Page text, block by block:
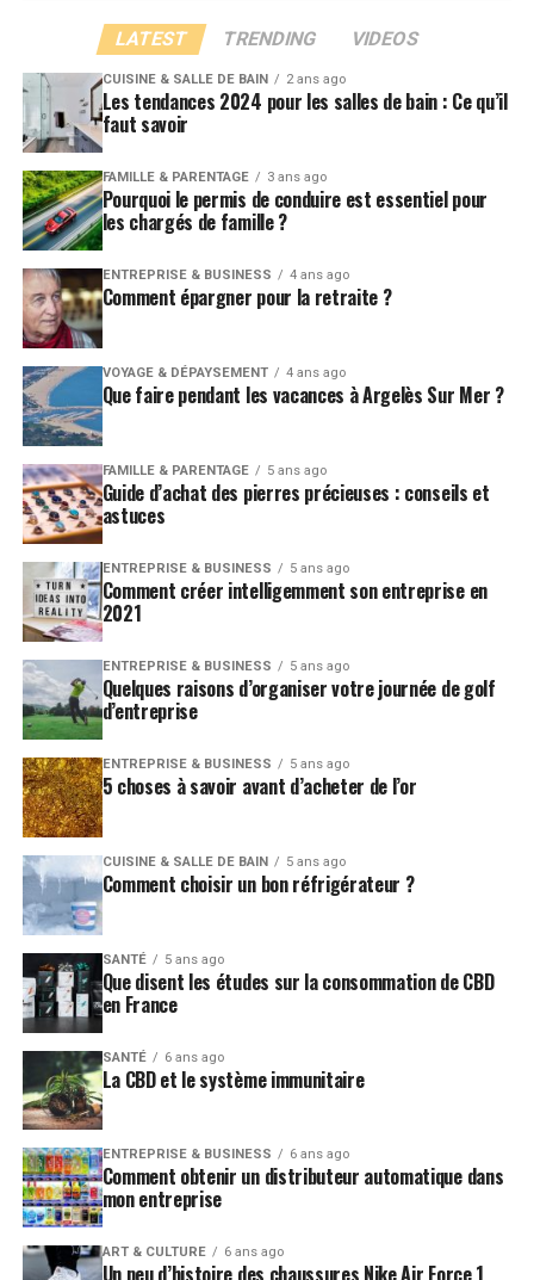
LATEST TRENDING VIDEOS
CUISINE & SALLE DE BAIN 2 ans ago
Les tendances 2024 pour les salles de bain : Ce qu’il
faut savoir
FAMILLE & PARENTAGE 3 ans ago
Pourquoi le permis de conduire est essentiel pour
les chargés de famille ?
ENTREPRISE & BUSINESS 4 ans ago
Comment épargner pour la retraite ?
VOYAGE & DÉPAYSEMENT 4 ans ago
Que faire pendant les vacances à Argelès Sur Mer ?
FAMILLE & PARENTAGE 5 ans ago
Guide d’achat des pierres précieuses : conseils et
astuces
ENTREPRISE & BUSINESS 5 ans ago
Comment créer intelligemment son entreprise en
2021
ENTREPRISE & BUSINESS 5 ans ago
Quelques raisons d’organiser votre journée de golf
d’entreprise
ENTREPRISE & BUSINESS 5 ans ago
5 choses à savoir avant d’acheter de l’or
CUISINE & SALLE DE BAIN 5 ans ago
Comment choisir un bon réfrigérateur ?
SANTÉ 5 ans ago
Que disent les études sur la consommation de CBD
en France
SANTÉ 6 ans ago
La CBD et le système immunitaire
ENTREPRISE & BUSINESS 6 ans ago
Comment obtenir un distributeur automatique dans
mon entreprise
ART & CULTURE 6 ans ago